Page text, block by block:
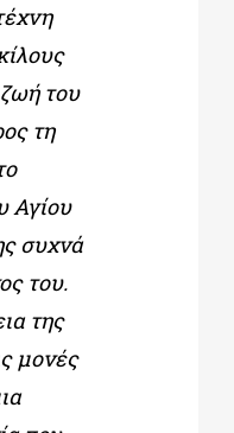
του
τη
Αγίου
συχνά
του.
της
μονές